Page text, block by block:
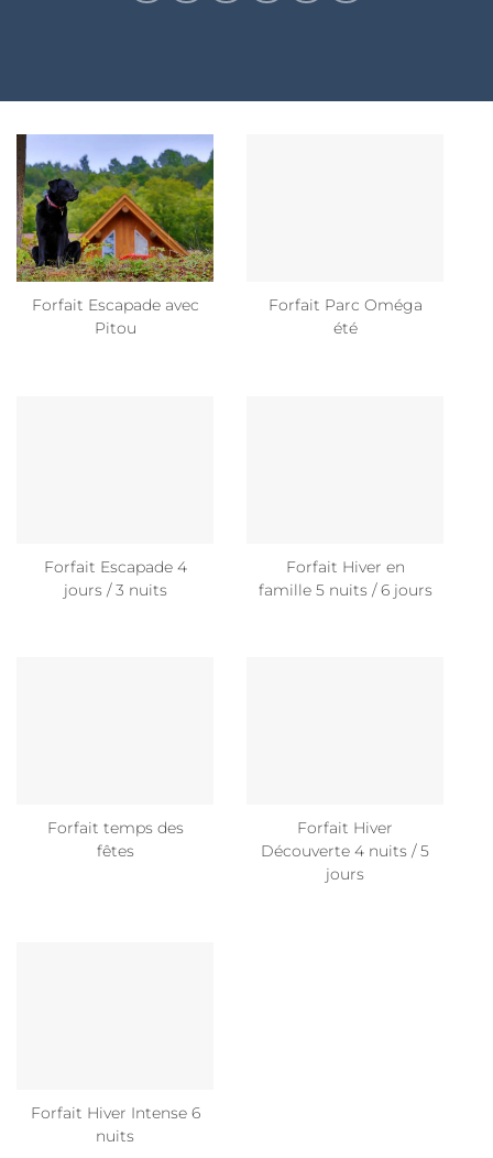
Forfait Escapade avec
Pitou
Forfait Parc Oméga
été
Forfait Escapade 4
jours / 3 nuits
Forfait Hiver en
famille 5 nuits / 6 jours
Forfait temps des
fêtes
Forfait Hiver
Découverte 4 nuits / 5
jours
Forfait Hiver Intense 6
nuits